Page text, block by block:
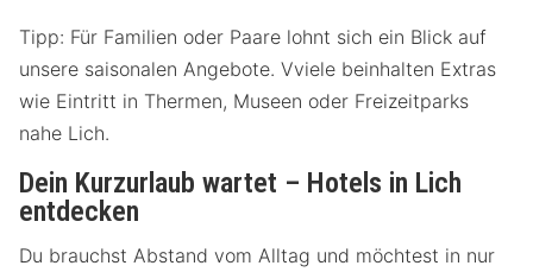
Tipp: Für Familien oder Paare lohnt sich ein Blick auf
unsere saisonalen Angebote. Vviele beinhalten Extras
wie Eintritt in Thermen, Museen oder Freizeitparks
nahe Lich.
Dein Kurzurlaub wartet – Hotels in Lich
entdecken
Du brauchst Abstand vom Alltag und möchtest in nur